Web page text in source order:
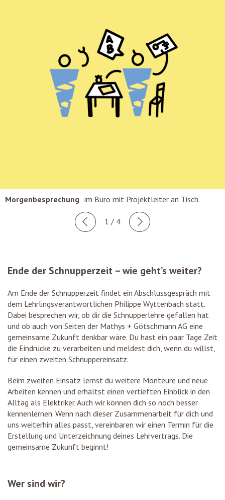
Morgenbesprechung im Büro mit Projektleiter an Tisch.
1 / 4
Ende der Schnupperzeit – wie geht’s weiter?
Am Ende der Schnupperzeit findet ein Abschlussgespräch mit
dem Lehrlingsverantwortlichen Philippe Wyttenbach statt.
Dabei besprechen wir, ob dir die Schnupperlehre gefallen hat
und ob auch von Seiten der Mathys + Götschmann AG eine
gemeinsame Zukunft denkbar wäre. Du hast ein paar Tage Zeit
die Eindrücke zu verarbeiten und meldest dich, wenn du willst,
für einen zweiten Schnuppereinsatz.
Beim zweiten Einsatz lernst du weitere Monteure und neue
Arbeiten kennen und erhältst einen vertieften Einblick in den
Alltag als Elektriker. Auch wir können dich so noch besser
kennenlernen. Wenn nach dieser Zusammenarbeit für dich und
uns weiterhin alles passt, vereinbaren wir einen Termin für die
Erstellung und Unterzeichnung deines Lehrvertrags. Die
gemeinsame Zukunft beginnt!
Wer sind wir?